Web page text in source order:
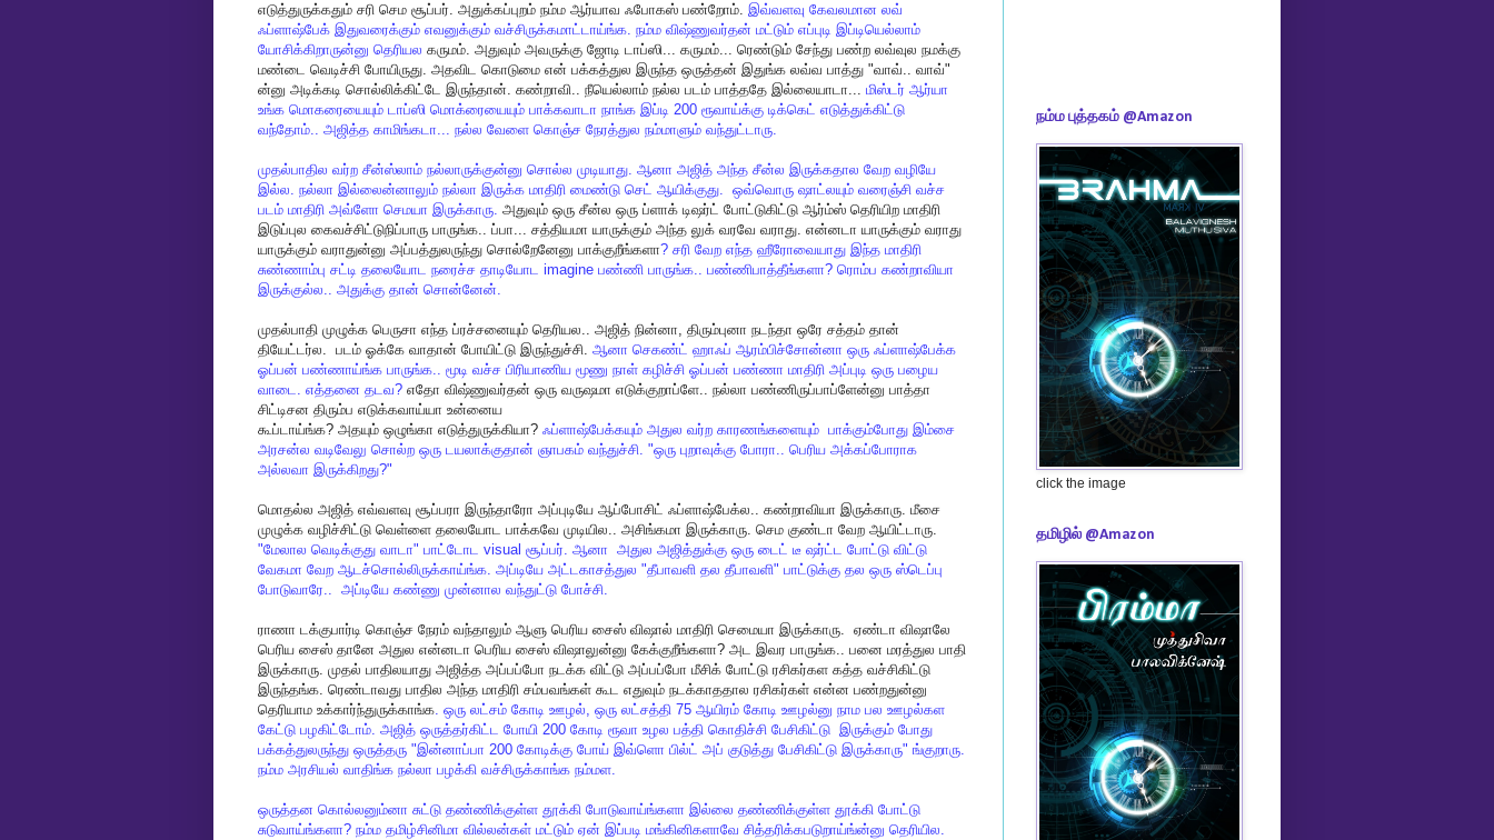
எடுத்துருக்கதும் சரி செம சூப்பர். அதுக்கப்புறம் நம்ம ஆர்யாவ ஃபோகஸ் பண்றோம். இவ்வளவு கேவலமான லவ்
ஃப்ளாஷ்பேக் இதுவரைக்கும் எவனுக்கும் வச்சிருக்கமாட்டாய்ங்க. நம்ம விஷ்ணுவர்தன் மட்டும் எப்புடி இப்டியெல்லாம்
யோசிக்கிறாருன்னு தெரியல கருமம். அதுவும் அவருக்கு ஜோடி டாப்ஸி... கருமம்... ரெண்டும் சேந்து பண்ற லவ்வுல நமக்கு
மண்டை வெடிச்சி போயிருது. அதவிட கொடுமை என் பக்கத்துல இருந்த ஒருத்தன் இதுங்க லவ்வ பாத்து "வாவ்.. வாவ்"
ன்னு அடிக்கடி சொல்லிக்கிட்டே இருந்தான். கண்றாவி.. நீயெல்லாம் நல்ல படம் பாத்ததே இல்லையாடா... மிஸ்டர் ஆர்யா
உங்க மொகரையையும் டாப்ஸி மொக்ரையையும் பாக்கவாடா நாங்க இப்டி 200 ரூவாய்க்கு டிக்கெட் எடுத்துக்கிட்டு
வந்தோம்.. அஜித்த காமிங்கடா... நல்ல வேளை கொஞ்ச நேரத்துல நம்மாளும் வந்துட்டாரு.
முதல்பாதில வர்ற சீன்ஸ்லாம் நல்லாருக்குன்னு சொல்ல முடியாது. ஆனா அஜித் அந்த சீன்ல இருக்கதால வேற வழியே
இல்ல. நல்லா இல்லைன்னாலும் நல்லா இருக்க மாதிரி மைண்டு செட் ஆயிக்குது. ஒவ்வொரு ஷாட்லயும் வரைஞ்சி வச்ச
படம் மாதிரி அவ்ளோ செமயா இருக்காரு. அதுவும் ஒரு சீன்ல ஒரு ப்ளாக் டிஷர்ட் போட்டுகிட்டு ஆர்ம்ஸ் தெரியிற மாதிரி
இடுப்புல கைவச்சிட்டுநிப்பாரு பாருங்க.. ப்பா... சத்தியமா யாருக்கும் அந்த லுக் வரவே வராது. என்னடா யாருக்கும் வராது
யாருக்கும் வராதுன்னு அப்பத்துலருந்து சொல்றேனேனு பாக்குறீங்களா? சரி வேற எந்த ஹீரோவையாது இந்த மாதிரி
சுண்ணாம்பு சட்டி தலையோட நரைச்ச தாடியோட imagine பண்ணி பாருங்க.. பண்ணிபாத்தீங்களா? ரொம்ப கண்றாவியா
இருக்குல்ல.. அதுக்கு தான் சொன்னேன்.
முதல்பாதி முழுக்க பெருசா எந்த ப்ரச்சனையும் தெரியல.. அஜித் நின்னா, திரும்புனா நடந்தா ஒரே சத்தம் தான்
தியேட்டர்ல. படம் ஓக்கே வாதான் போயிட்டு இருந்துச்சி. ஆனா செகண்ட் ஹாஃப் ஆரம்பிச்சோன்னா ஒரு ஃப்ளாஷ்பேக்க
ஓப்பன் பண்ணாய்ங்க பாருங்க.. மூடி வச்ச பிரியாணிய மூணு நாள் கழிச்சி ஓப்பன் பண்ணா மாதிரி அப்புடி ஒரு பழைய
வாடை. எத்தனை தடவ? எதோ விஷ்ணுவர்தன் ஒரு வருஷமா எடுக்குறாப்ளே.. நல்லா பண்ணிருப்பாப்ளேன்னு பாத்தா
சிட்டிசன திரும்ப எடுக்கவாய்யா உன்னைய
கூப்டாய்ங்க? அதயும் ஒழுங்கா எடுத்துருக்கியா? ஃப்ளாஷ்பேக்கயும் அதுல வர்ற காரணங்களையும் பாக்கும்போது இம்சை
அரசன்ல வடிவேலு சொல்ற ஒரு டயலாக்குதான் ஞாபகம் வந்துச்சி. "ஒரு புறாவுக்கு போரா.. பெரிய அக்கப்போராக
அல்லவா இருக்கிறது?"
மொதல்ல அஜித் எவ்வளவு சூப்பரா இருந்தாரோ அப்புடியே ஆப்போசிட் ஃப்ளாஷ்பேக்ல.. கண்றாவியா இருக்காரு. மீசை
முழுக்க வழிச்சிட்டு வெள்ளை தலையோட பாக்கவே முடியில.. அசிங்கமா இருக்காரு. செம குண்டா வேற ஆயிட்டாரு.
"மேலால வெடிக்குது வாடா" பாட்டோட visual சூப்பர். ஆனா அதுல அஜித்துக்கு ஒரு டைட் டீ ஷர்ட்ட போட்டு விட்டு
வேகமா வேற ஆடச்சொல்லிருக்காய்ங்க. அப்டியே அட்டகாசத்துல "தீபாவளி தல தீபாவளி" பாட்டுக்கு தல ஒரு ஸ்டெப்பு
போடுவாரே.. அப்டியே கண்ணு முன்னால வந்துட்டு போச்சி.
ராணா டக்குபார்டி கொஞ்ச நேரம் வந்தாலும் ஆளு பெரிய சைஸ் விஷால் மாதிரி செமையா இருக்காரு. ஏண்டா விஷாலே
பெரிய சைஸ் தானே அதுல என்னடா பெரிய சைஸ் விஷாலுன்னு கேக்குறீங்களா? அட இவர பாருங்க.. பனை மரத்துல பாதி
இருக்காரு. முதல் பாதிலயாது அஜித்த அப்பப்போ நடக்க விட்டு அப்பப்போ மீசிக் போட்டு ரசிகர்கள கத்த வச்சிகிட்டு
இருந்தங்க. ரெண்டாவது பாதில அந்த மாதிரி சம்பவங்கள் கூட எதுவும் நடக்காததால ரசிகர்கள் என்ன பண்றதுன்னு
தெரியாம உக்கார்ந்துருக்காங்க. ஒரு லட்சம் கோடி ஊழல், ஒரு லட்சத்தி 75 ஆயிரம் கோடி ஊழல்னு நாம பல ஊழல்கள
கேட்டு பழகிட்டோம். அஜித் ஒருத்தர்கிட்ட போயி 200 கோடி ரூவா உழல பத்தி கொதிச்சி பேசிகிட்டு இருக்கும் போது
பக்கத்துலருந்து ஒருத்தரு "இன்னாப்பா 200 கோடிக்கு போய் இவ்ளொ பில்ட் அப் குடுத்து பேசிகிட்டு இருக்காரு" ங்குறாரு.
நம்ம அரசியல் வாதிங்க நல்லா பழக்கி வச்சிருக்காங்க நம்மள.
ஒருத்தன கொல்லனும்னா சுட்டு தண்ணிக்குள்ள தூக்கி போடுவாய்ங்களா இல்லை தண்ணிக்குள்ள தூக்கி போட்டு
சுடுவாய்ங்களா? நம்ம தமிழ்சினிமா வில்லன்கள் மட்டும் ஏன் இப்படி மங்கினிகளாவே சித்தரிக்கபடுறாய்ங்ன்னு தெரியில.
நம்ம புத்தகம் @Amazon
click the image
தமிழில் @Amazon